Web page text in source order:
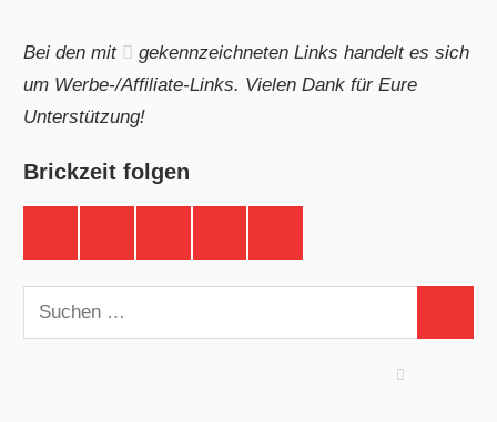
Bei den mit
gekennzeichneten Links handelt es sich
um Werbe-/Affiliate-Links. Vielen Dank für Eure
Unterstützung!
Brickzeit folgen
Suchen
nach: